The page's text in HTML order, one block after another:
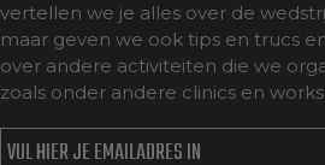
vertellen we je alles over de
maar geven we ook tips en trucs
over andere activiteiten die we
zoals onder andere clinics en